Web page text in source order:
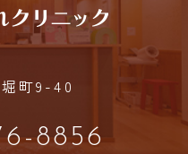
町9-40
8856